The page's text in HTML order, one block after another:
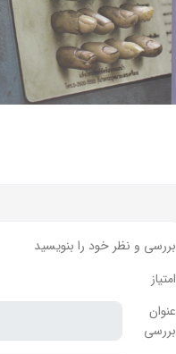
بررسی و نظر خود را بنویسید
امتیاز
عنوان
بررسی